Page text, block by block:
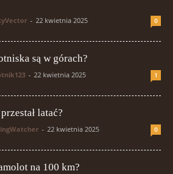
- 22 kwietnia 2025 0
są w górach?
- 22 kwietnia 2025 1
latać?
- 22 kwietnia 2025 0
na 100 km?